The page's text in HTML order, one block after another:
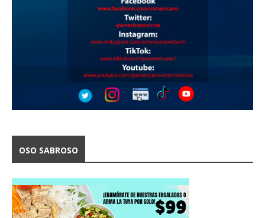
OSO SABROSO